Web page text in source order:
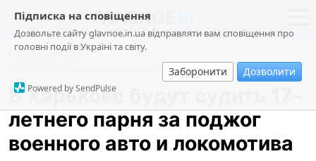
Підписка на сповіщення
Дозвольте сайту glavnoe.in.ua відправляти вам сповіщення про
головні події в Україні та світу.
Заборонити Дозволити
Powered by SendPulse
новости
о проекте
общество
происшествия
криминал
Криминал
В Харькове будут судить 17-
летнего парня за поджог
военного авто и локомотива